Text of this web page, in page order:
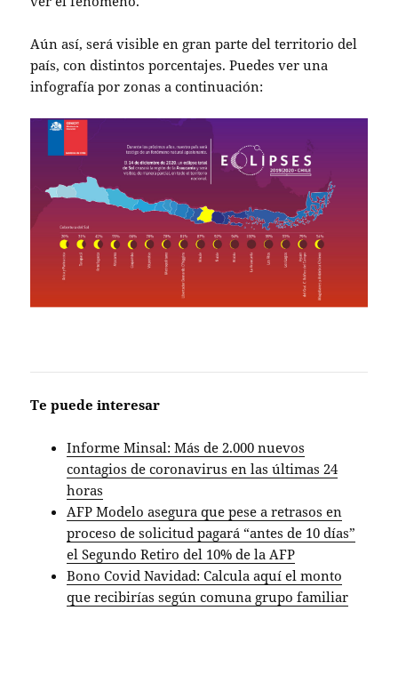
Aún así, será visible en gran parte del territorio del
país, con distintos porcentajes. Puedes ver una
infografía por zonas a continuación:
Te puede interesar
Informe Minsal: Más de 2.000 nuevos
contagios de coronavirus en las últimas 24
horas
AFP Modelo asegura que pese a retrasos en
proceso de solicitud pagará “antes de 10 días”
el Segundo Retiro del 10% de la AFP
Bono Covid Navidad: Calcula aquí el monto
que recibirías según comuna grupo familiar